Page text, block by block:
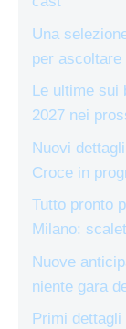
Una
per ascoltare
Le ultime sui
2027 nei
Nuovi
Croce in
Tutto pronto
Milano:
Nuove
niente gara
Primi